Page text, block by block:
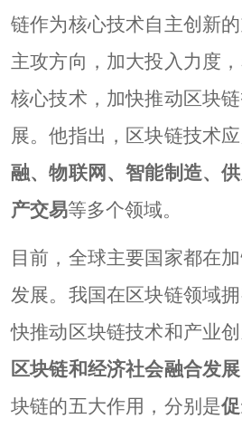
链作为核心技术自主创新
主攻方向，加大投入力度
核心技术，加快推动区块
展。他指出，区块链技术
融、物联网、智能制造、
产交易等多个领域。
目前，全球主要国家都在
发展。我国在区块链领域
快推动区块链技术和产业
区块链和经济社会融合发展
块链的五大作用，分别是